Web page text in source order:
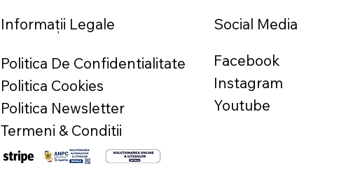
Informații Legale
Politica De Confidentialitate
Politica Cookies
Politica Newsletter
Termeni & Conditii
Social Media
Facebook
Instagram
Youtube